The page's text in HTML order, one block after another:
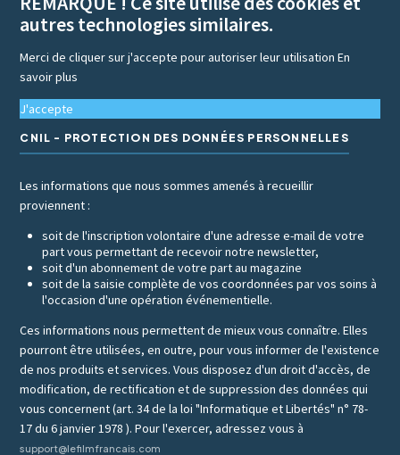
autres technologies similaires.
Merci de cliquer sur j'accepte pour autoriser leur utilisationEn
savoir plus
J'accepte
CNIL - PROTECTION DES DONNÉES PERSONNELLES
Les informations que nous sommes amenés à recueillir
proviennent :
soit de l'inscription volontaire d'une adresse e-mail de votre
part vous permettant de recevoir notre newsletter,
soit d'un abonnement de votre part au magazine
soit de la saisie complète de vos coordonnées par vos soins à
l'occasion d'une opération événementielle.
Ces informations nous permettent de mieux vous connaître. Elles
pourront être utilisées, en outre, pour vous informer de l'existence
de nos produits et services. Vous disposez d'un droit d'accès, de
modification, de rectification et de suppression des données qui
vous concernent (art. 34 de la loi "Informatique et Libertés" n° 78-
17 du 6 janvier 1978 ). Pour l'exercer, adressez vous à
support@lefilmfrancais.com